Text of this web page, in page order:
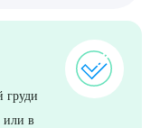
груди
или в